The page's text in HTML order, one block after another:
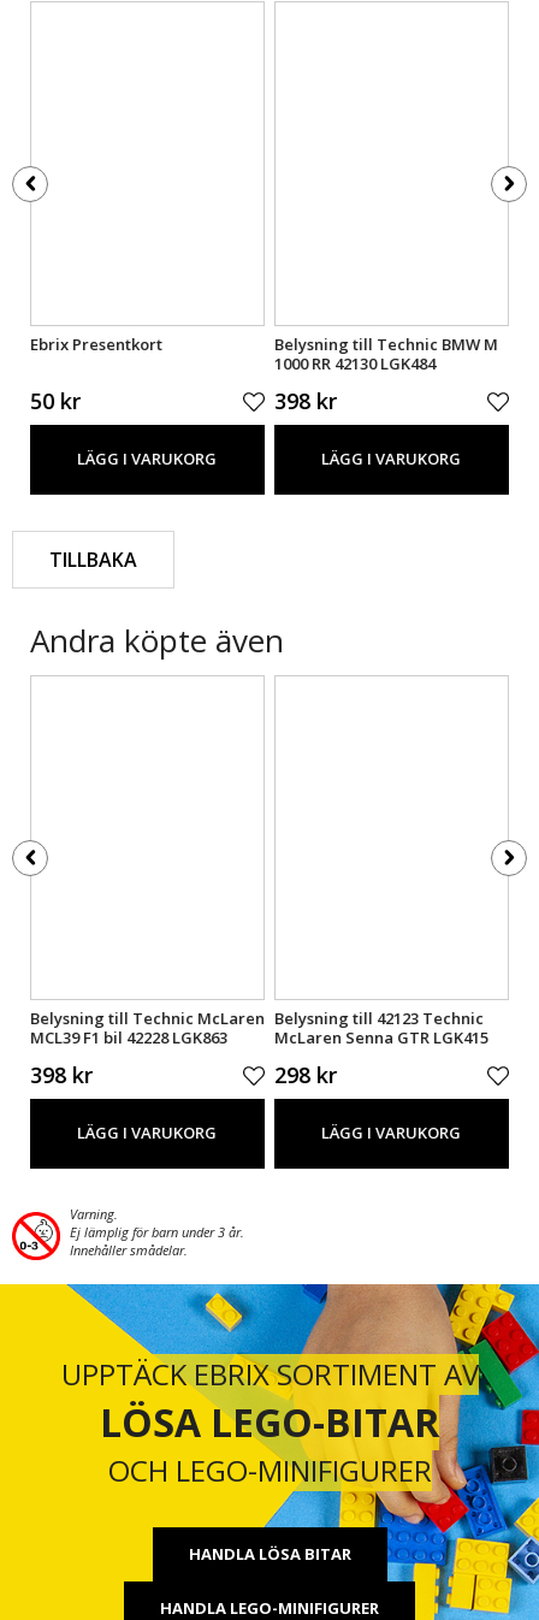
Ebrix Presentkort
50 kr
LÄGG I VARUKORG
Belysning till Technic BMW M
1000 RR 42130 LGK484
398 kr
LÄGG I VARUKORG
TILLBAKA
Andra köpte även
Belysning till Technic McLaren
MCL39 F1 bil 42228 LGK863
398 kr
LÄGG I VARUKORG
Belysning till 42123 Technic
McLaren Senna GTR LGK415
298 kr
LÄGG I VARUKORG
Varning.
Ej lämplig för barn under 3 år.
Innehåller smådelar.
UPPTÄCK EBRIX SORTIMENT AV
LÖSA LEGO-BITAR
OCH LEGO-MINIFIGURER
HANDLA LÖSA BITAR
HANDLA LEGO-MINIFIGURER